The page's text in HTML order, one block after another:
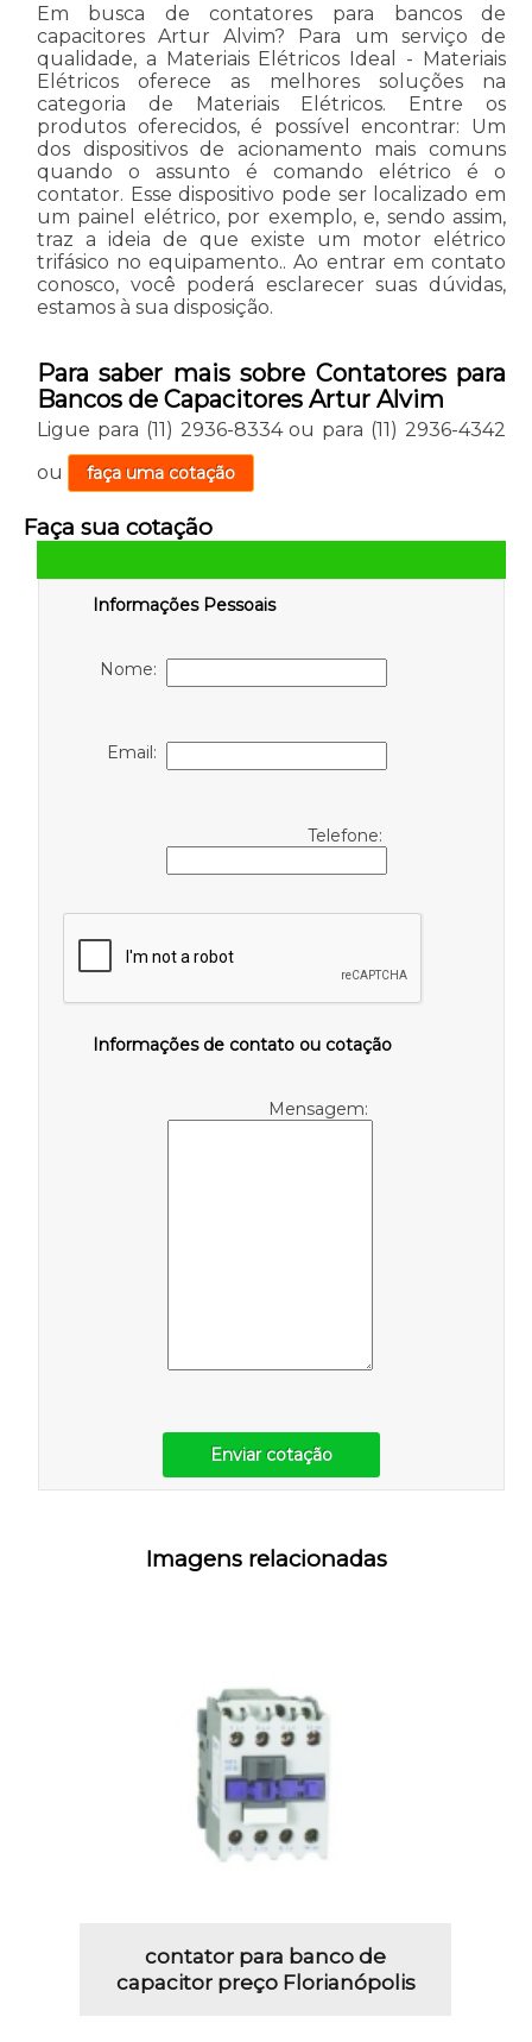
Em busca de contatores para bancos de
capacitores Artur Alvim? Para um serviço de
qualidade, a Materiais Elétricos Ideal - Materiais
Elétricos oferece as melhores soluções na
categoria de Materiais Elétricos. Entre os
produtos oferecidos, é possível encontrar: Um
dos dispositivos de acionamento mais comuns
quando o assunto é comando elétrico é o
contator. Esse dispositivo pode ser localizado em
um painel elétrico, por exemplo, e, sendo assim,
traz a ideia de que existe um motor elétrico
trifásico no equipamento.. Ao entrar em contato
conosco, você poderá esclarecer suas dúvidas,
estamos à sua disposição.
Para saber mais sobre Contatores para
Bancos de Capacitores Artur Alvim
Ligue para (11) 2936-8334ou para (11) 2936-4342
ou
faça uma cotação
Faça sua cotação
Informações Pessoais
Nome:
Email:
Telefone:
Informações de contato ou cotação
Mensagem:
Enviar cotação
Imagens relacionadas
contator para banco de
capacitor preço Florianópolis